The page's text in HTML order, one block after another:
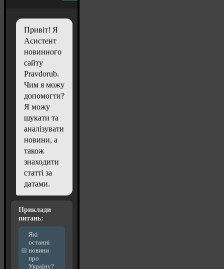
Привіт! Я
Асистент
новинного
сайту
Pravdorub.
Чим я можу
допомогти?
Я можу
шукати та
аналізувати
новини, а
також
знаходити
статті за
датами.
Приклади
питань:
Які
останні
новини
про
Україну?